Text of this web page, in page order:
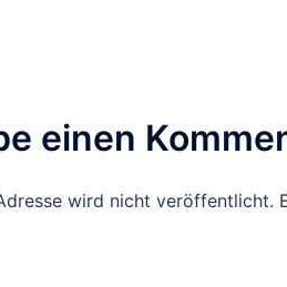
einen
wird nicht veröffentlicht.